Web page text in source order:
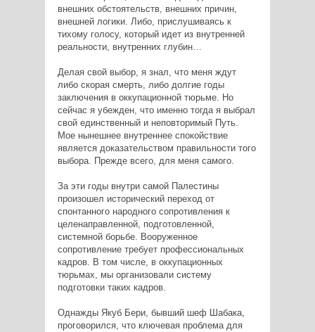
внешних обстоятельств, внешних причин,
внешней логики. Либо, прислушиваясь к
тихому голосу, который идет из внутренней
реальности, внутренних глубин…
Делая свой выбор, я знал, что меня ждут
либо скорая смерть, либо долгие годы
заключения в оккупационной тюрьме. Но
сейчас я убежден, что именно тогда я выбрал
свой единственный и неповторимый Путь.
Мое нынешнее внутреннее спокойствие
является доказательством правильности того
выбора. Прежде всего, для меня самого.
За эти годы внутри самой Палестины
произошел исторический переход от
спонтанного народного сопротивления к
целенаправленной, подготовленной,
системной борьбе. Вооруженное
сопротивление требует профессиональных
кадров. В том числе, в оккупационных
тюрьмах, мы организовали систему
подготовки таких кадров.
Однажды Якуб Бери, бывший шеф Шабака,
проговорился, что ключевая проблема для